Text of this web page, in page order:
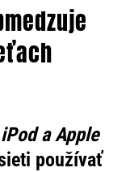
a Apple
používať